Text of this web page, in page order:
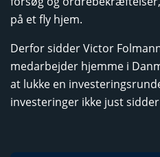
på et fly hjem.
Derfor sidder Victor
medarbejder hjemme i
at lukke en
investeringer ikke just